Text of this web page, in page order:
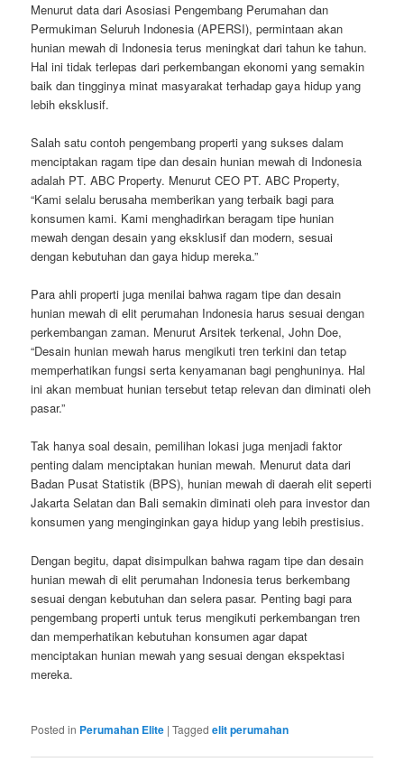
Menurut data dari Asosiasi Pengembang Perumahan dan
Permukiman Seluruh Indonesia (APERSI), permintaan akan
hunian mewah di Indonesia terus meningkat dari tahun ke tahun.
Hal ini tidak terlepas dari perkembangan ekonomi yang semakin
baik dan tingginya minat masyarakat terhadap gaya hidup yang
lebih eksklusif.
Salah satu contoh pengembang properti yang sukses dalam
menciptakan ragam tipe dan desain hunian mewah di Indonesia
adalah PT. ABC Property. Menurut CEO PT. ABC Property,
“Kami selalu berusaha memberikan yang terbaik bagi para
konsumen kami. Kami menghadirkan beragam tipe hunian
mewah dengan desain yang eksklusif dan modern, sesuai
dengan kebutuhan dan gaya hidup mereka.”
Para ahli properti juga menilai bahwa ragam tipe dan desain
hunian mewah di elit perumahan Indonesia harus sesuai dengan
perkembangan zaman. Menurut Arsitek terkenal, John Doe,
“Desain hunian mewah harus mengikuti tren terkini dan tetap
memperhatikan fungsi serta kenyamanan bagi penghuninya. Hal
ini akan membuat hunian tersebut tetap relevan dan diminati oleh
pasar.”
Tak hanya soal desain, pemilihan lokasi juga menjadi faktor
penting dalam menciptakan hunian mewah. Menurut data dari
Badan Pusat Statistik (BPS), hunian mewah di daerah elit seperti
Jakarta Selatan dan Bali semakin diminati oleh para investor dan
konsumen yang menginginkan gaya hidup yang lebih prestisius.
Dengan begitu, dapat disimpulkan bahwa ragam tipe dan desain
hunian mewah di elit perumahan Indonesia terus berkembang
sesuai dengan kebutuhan dan selera pasar. Penting bagi para
pengembang properti untuk terus mengikuti perkembangan tren
dan memperhatikan kebutuhan konsumen agar dapat
menciptakan hunian mewah yang sesuai dengan ekspektasi
mereka.
Posted in Perumahan Elite |Tagged elit perumahan